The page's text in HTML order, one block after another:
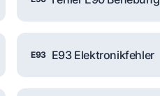
E93 E93 Elektronikfehler